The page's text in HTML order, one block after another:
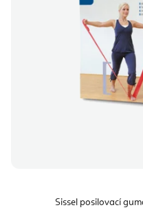
Sissel posilovací